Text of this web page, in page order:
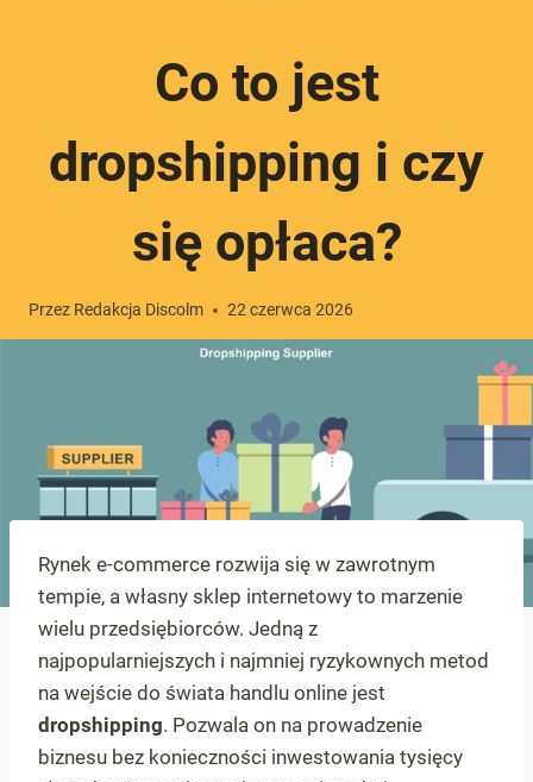
Co to jest
dropshipping i czy
się opłaca?
Przez Redakcja Discolm 22 czerwca 2026
Rynek e-commerce rozwija się w zawrotnym
tempie, a własny sklep internetowy to marzenie
wielu przedsiębiorców. Jedną z
najpopularniejszych i najmniej ryzykownych metod
na wejście do świata handlu online jest
dropshipping. Pozwala on na prowadzenie
biznesu bez konieczności inwestowania tysięcy